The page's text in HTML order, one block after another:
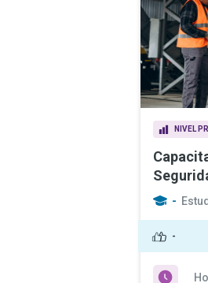
NIVEL
-
-